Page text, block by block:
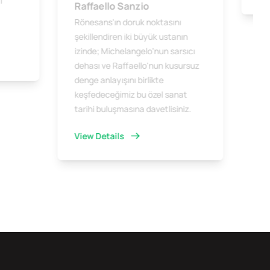
Raffaello Sanzio
Rönesans'ın doruk noktasını
şekillendiren iki büyük ustanın
izinde; Michelangelo'nun sarsıcı
dehası ve Raffaello'nun kusursuz
denge anlayışını birlikte
keşfedeceğimiz bu özel sanat
tarihi buluşmasına davetlisiniz.
View Details